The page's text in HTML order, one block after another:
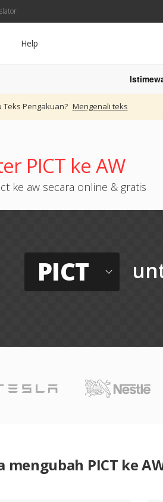
Help
Teks Pengakuan? Mengenali teks
PICT ke AW
ke aw secara online & gratis
PICT
mengubah PICT ke